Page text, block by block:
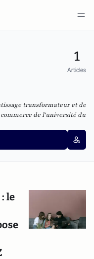
1
Articles
transformateur et de
de l'université du
le